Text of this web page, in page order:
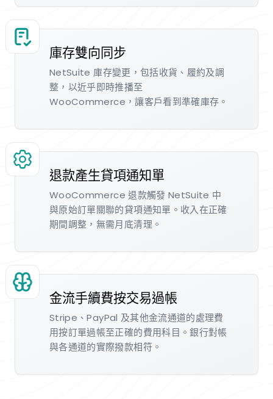
庫存雙向同步
NetSuite 庫存變更，包括收貨、履約及調
整，以近乎即時推播至
WooCommerce，讓客戶看到準確庫存。
退款產生貸項通知單
WooCommerce 退款觸發 NetSuite 中
與原始訂單關聯的貸項通知單。收入在正確
期間調整，無需月底清理。
金流手續費按交易過帳
Stripe、PayPal 及其他金流通道的處理費
用按訂單過帳至正確的費用科目。銀行對帳
與各通道的實際撥款相符。